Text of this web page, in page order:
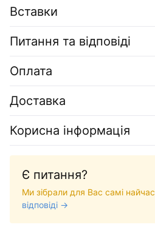
Вставки
Питання та відповіді
Оплата
Доставка
Корисна інформація
Є питання?
Ми зібрали для Вас самі
відповіді →